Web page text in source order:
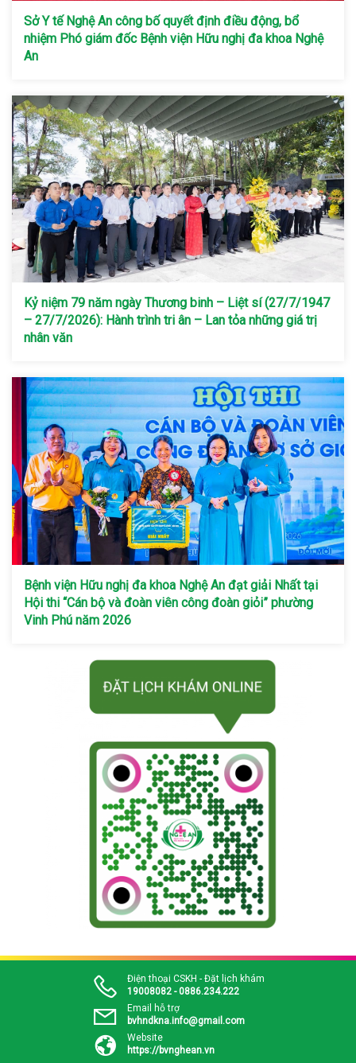
Sở Y tế Nghệ An công bố quyết định điều động, bổ
nhiệm Phó giám đốc Bệnh viện Hữu nghị đa khoa Nghệ
An
Kỷ niệm 79 năm ngày Thương binh – Liệt sí (27/7/1947
– 27/7/2026): Hành trình tri ân – Lan tỏa những giá trị
nhân văn
Bệnh viện Hữu nghị đa khoa Nghệ An đạt giải Nhất tại
Hội thi “Cán bộ và đoàn viên công đoàn giỏi” phường
Vinh Phú năm 2026
Điện thoại CSKH - Đặt lịch khám
19008082 - 0886.234.222
Email hỗ trợ
bvhndkna.info@gmail.com
Website
https://bvnghean.vn